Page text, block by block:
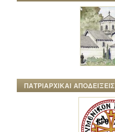
ΠΑΤΡΙΑΡΧΙΚΑΙ ΑΠΟΔΕΙΞΕΙΣ